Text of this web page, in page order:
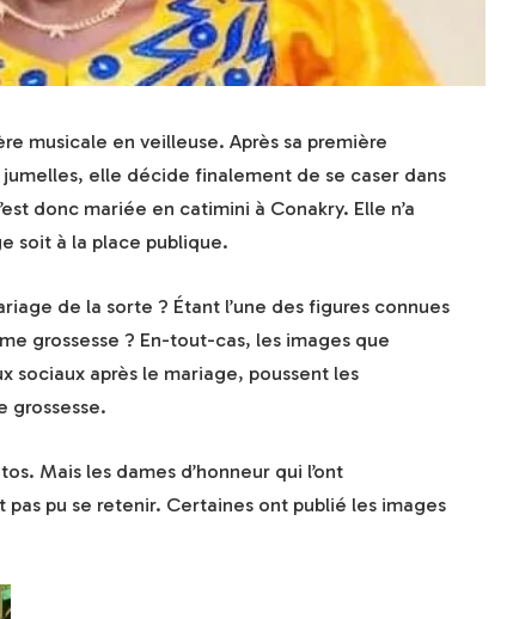
musicale en veilleuse. Après sa première
elle décide finalement de se caser dans
donc mariée en catimini à Conakry. Elle n’a
soit à la place publique.
de la sorte ? Étant l’une des figures connues
grossesse ? En-tout-cas, les images que
sociaux après le mariage, poussent les
grossesse.
Mais les dames d’honneur qui l’ont
pu se retenir. Certaines ont publié les images